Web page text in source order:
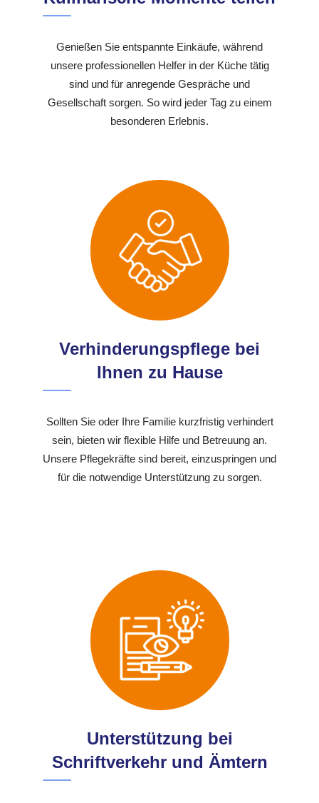
Genießen Sie entspannte Einkäufe, während
unsere professionellen Helfer in der Küche tätig
sind und für anregende Gespräche und
Gesellschaft sorgen. So wird jeder Tag zu einem
besonderen Erlebnis.
Verhinderungspflege bei
Ihnen zu Hause
Sollten Sie oder Ihre Familie kurzfristig verhindert
sein, bieten wir flexible Hilfe und Betreuung an.
Unsere Pflegekräfte sind bereit, einzuspringen und
für die notwendige Unterstützung zu sorgen.
Unterstützung bei
Schriftverkehr und Ämtern